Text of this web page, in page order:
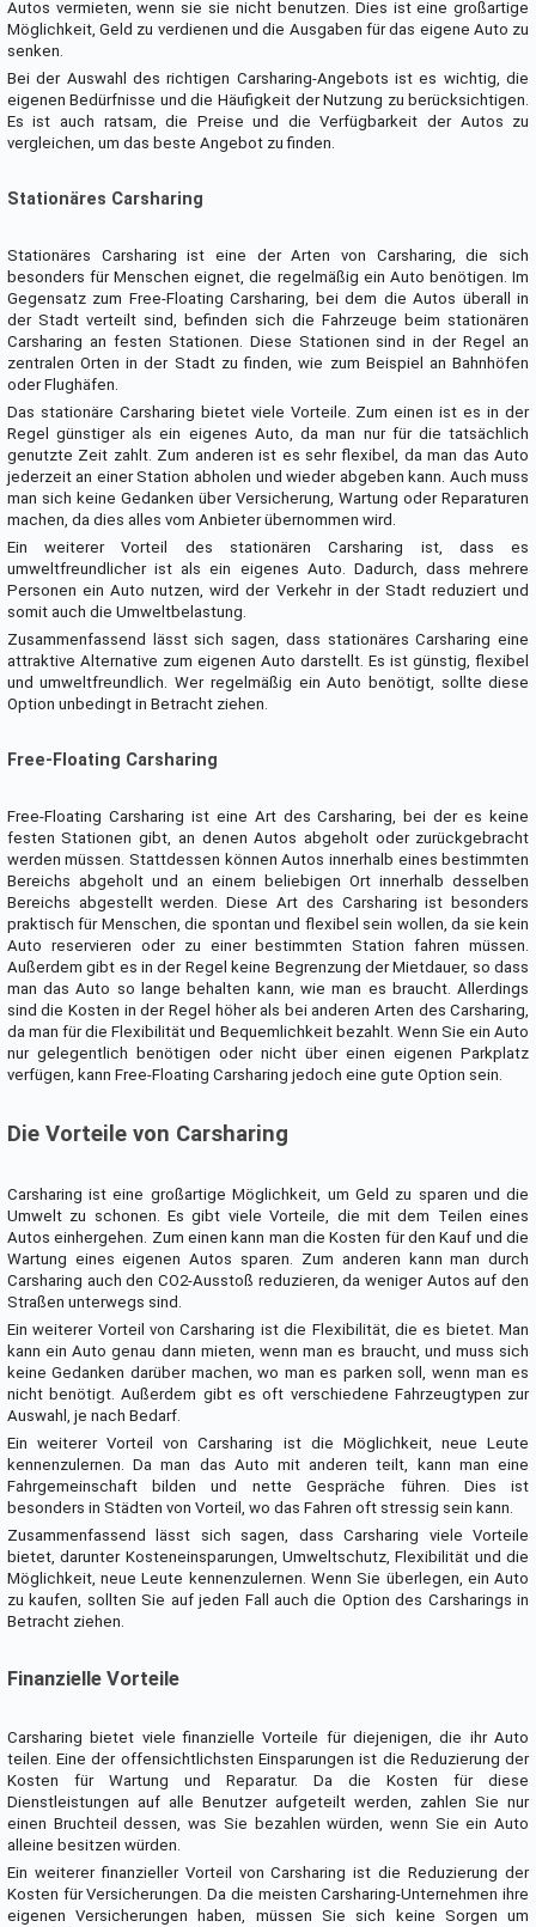
Autos vermieten, wenn sie sie nicht benutzen. Dies ist eine großartige
Möglichkeit, Geld zu verdienen und die Ausgaben für das eigene Auto zu
senken.
Bei der Auswahl des richtigen Carsharing-Angebots ist es wichtig, die
eigenen Bedürfnisse und die Häufigkeit der Nutzung zu berücksichtigen.
Es ist auch ratsam, die Preise und die Verfügbarkeit der Autos zu
vergleichen, um das beste Angebot zu finden.
Stationäres Carsharing
Stationäres Carsharing ist eine der Arten von Carsharing, die sich
besonders für Menschen eignet, die regelmäßig ein Auto benötigen. Im
Gegensatz zum Free-Floating Carsharing, bei dem die Autos überall in
der Stadt verteilt sind, befinden sich die Fahrzeuge beim stationären
Carsharing an festen Stationen. Diese Stationen sind in der Regel an
zentralen Orten in der Stadt zu finden, wie zum Beispiel an Bahnhöfen
oder Flughäfen.
Das stationäre Carsharing bietet viele Vorteile. Zum einen ist es in der
Regel günstiger als ein eigenes Auto, da man nur für die tatsächlich
genutzte Zeit zahlt. Zum anderen ist es sehr flexibel, da man das Auto
jederzeit an einer Station abholen und wieder abgeben kann. Auch muss
man sich keine Gedanken über Versicherung, Wartung oder Reparaturen
machen, da dies alles vom Anbieter übernommen wird.
Ein weiterer Vorteil des stationären Carsharing ist, dass es
umweltfreundlicher ist als ein eigenes Auto. Dadurch, dass mehrere
Personen ein Auto nutzen, wird der Verkehr in der Stadt reduziert und
somit auch die Umweltbelastung.
Zusammenfassend lässt sich sagen, dass stationäres Carsharing eine
attraktive Alternative zum eigenen Auto darstellt. Es ist günstig, flexibel
und umweltfreundlich. Wer regelmäßig ein Auto benötigt, sollte diese
Option unbedingt in Betracht ziehen.
Free-Floating Carsharing
Free-Floating Carsharing ist eine Art des Carsharing, bei der es keine
festen Stationen gibt, an denen Autos abgeholt oder zurückgebracht
werden müssen. Stattdessen können Autos innerhalb eines bestimmten
Bereichs abgeholt und an einem beliebigen Ort innerhalb desselben
Bereichs abgestellt werden. Diese Art des Carsharing ist besonders
praktisch für Menschen, die spontan und flexibel sein wollen, da sie kein
Auto reservieren oder zu einer bestimmten Station fahren müssen.
Außerdem gibt es in der Regel keine Begrenzung der Mietdauer, so dass
man das Auto so lange behalten kann, wie man es braucht. Allerdings
sind die Kosten in der Regel höher als bei anderen Arten des Carsharing,
da man für die Flexibilität und Bequemlichkeit bezahlt. Wenn Sie ein Auto
nur gelegentlich benötigen oder nicht über einen eigenen Parkplatz
verfügen, kann Free-Floating Carsharing jedoch eine gute Option sein.
Die Vorteile von Carsharing
Carsharing ist eine großartige Möglichkeit, um Geld zu sparen und die
Umwelt zu schonen. Es gibt viele Vorteile, die mit dem Teilen eines
Autos einhergehen. Zum einen kann man die Kosten für den Kauf und die
Wartung eines eigenen Autos sparen. Zum anderen kann man durch
Carsharing auch den CO2-Ausstoß reduzieren, da weniger Autos auf den
Straßen unterwegs sind.
Ein weiterer Vorteil von Carsharing ist die Flexibilität, die es bietet. Man
kann ein Auto genau dann mieten, wenn man es braucht, und muss sich
keine Gedanken darüber machen, wo man es parken soll, wenn man es
nicht benötigt. Außerdem gibt es oft verschiedene Fahrzeugtypen zur
Auswahl, je nach Bedarf.
Ein weiterer Vorteil von Carsharing ist die Möglichkeit, neue Leute
kennenzulernen. Da man das Auto mit anderen teilt, kann man eine
Fahrgemeinschaft bilden und nette Gespräche führen. Dies ist
besonders in Städten von Vorteil, wo das Fahren oft stressig sein kann.
Zusammenfassend lässt sich sagen, dass Carsharing viele Vorteile
bietet, darunter Kosteneinsparungen, Umweltschutz, Flexibilität und die
Möglichkeit, neue Leute kennenzulernen. Wenn Sie überlegen, ein Auto
zu kaufen, sollten Sie auf jeden Fall auch die Option des Carsharings in
Betracht ziehen.
Finanzielle Vorteile
Carsharing bietet viele finanzielle Vorteile für diejenigen, die ihr Auto
teilen. Eine der offensichtlichsten Einsparungen ist die Reduzierung der
Kosten für Wartung und Reparatur. Da die Kosten für diese
Dienstleistungen auf alle Benutzer aufgeteilt werden, zahlen Sie nur
einen Bruchteil dessen, was Sie bezahlen würden, wenn Sie ein Auto
alleine besitzen würden.
Ein weiterer finanzieller Vorteil von Carsharing ist die Reduzierung der
Kosten für Versicherungen. Da die meisten Carsharing-Unternehmen ihre
eigenen Versicherungen haben, müssen Sie sich keine Sorgen um